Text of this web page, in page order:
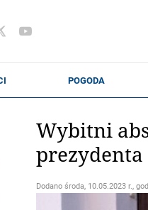
Wybitni
Dodano środa, 10.05.2023 r.,